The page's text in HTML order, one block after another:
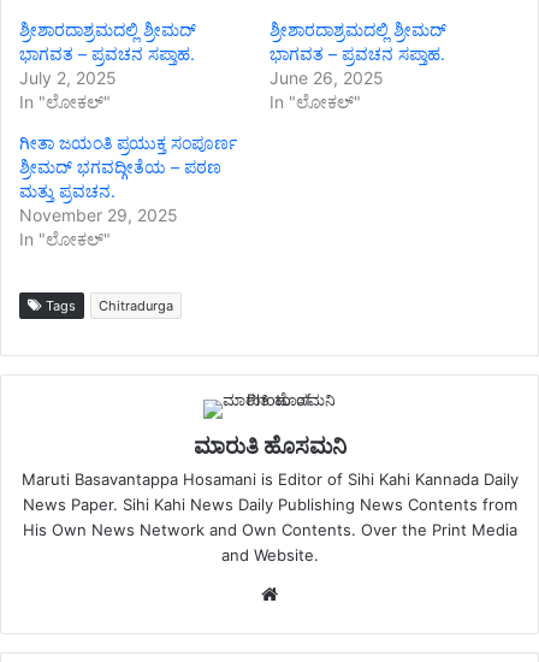
ಶ್ರೀಶಾರದಾಶ್ರಮದಲ್ಲಿ ಶ್ರೀಮದ್
ಭಾಗವತ – ಪ್ರವಚನ ಸಪ್ತಾಹ.
July 2, 2025
In "ಲೋಕಲ್"
ಶ್ರೀಶಾರದಾಶ್ರಮದಲ್ಲಿ ಶ್ರೀಮದ್
ಭಾಗವತ – ಪ್ರವಚನ ಸಪ್ತಾಹ.
June 26, 2025
In "ಲೋಕಲ್"
ಗೀತಾ ಜಯಂತಿ ಪ್ರಯುಕ್ತ ಸಂಪೂರ್ಣ
ಶ್ರೀಮದ್ ಭಗವದ್ಗೀತೆಯ – ಪಠಣ
ಮತ್ತು ಪ್ರವಚನ.
November 29, 2025
In "ಲೋಕಲ್"
Tags Chitradurga
ಮಾರುತಿ ಹೊಸಮನಿ
Maruti Basavantappa Hosamani is Editor of Sihi Kahi Kannada Daily
News Paper. Sihi Kahi News Daily Publishing News Contents from
His Own News Network and Own Contents. Over the Print Media
and Website.
Website